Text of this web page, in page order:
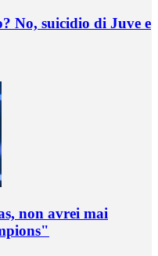
No, suicidio di Juve e
non avrei mai